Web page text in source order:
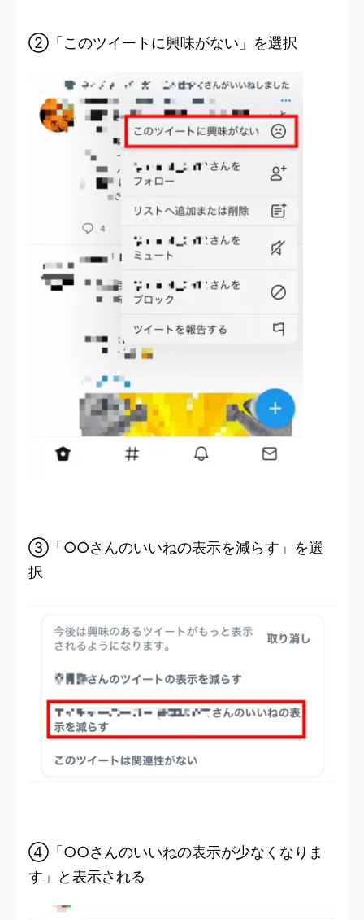
②「このツイートに興味がない」を選択
③「○○さんのいいねの表示を減らす」を選
択
④「○○さんのいいねの表示が少なくなりま
す」と表示される